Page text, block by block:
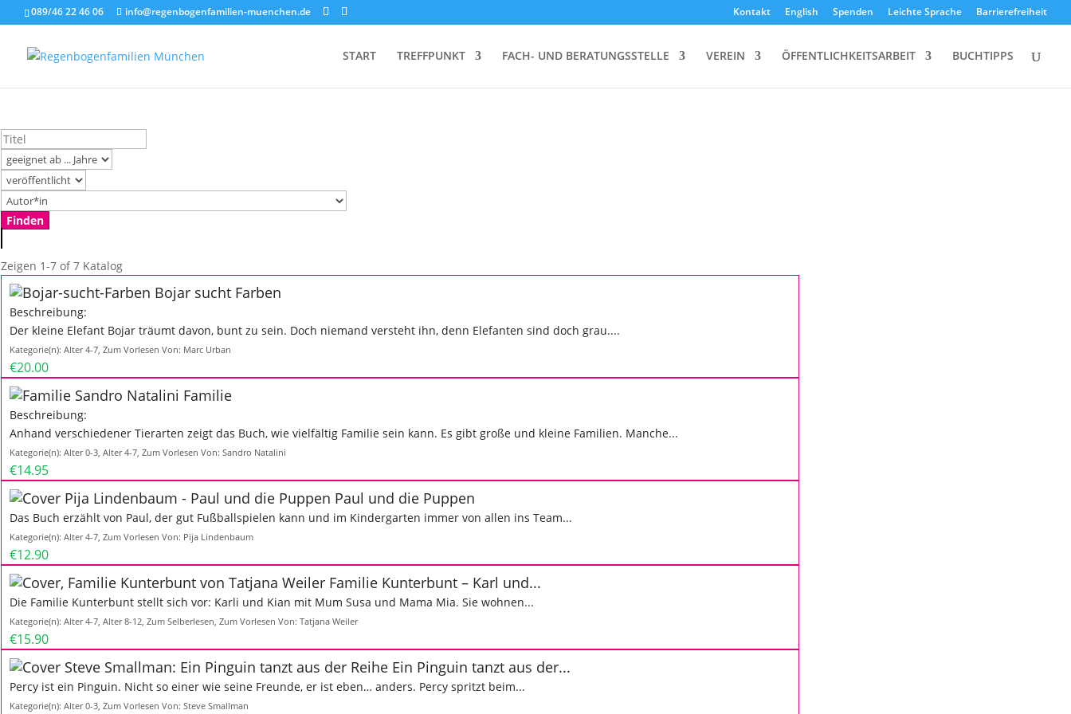
089/46 22 46 06 info@regenbogenfamilien-muenchen.de Kontakt English Spenden Leichte Sprache Barrierefreiheit
START TREFFPUNKT FACH- UND BERATUNGSSTELLE VEREIN ÖFFENTLICHKEITSARBEIT BUCHTIPPS
Zeigen 1-7 of 7 Katalog
Bojar sucht Farben
Beschreibung:
Der kleine Elefant Bojar träumt davon, bunt zu sein. Doch niemand versteht ihn, denn Elefanten sind doch grau....
Kategorie(n): Alter 4-7, Zum Vorlesen Von: Marc Urban
€20.00
Familie
Beschreibung:
Anhand verschiedener Tierarten zeigt das Buch, wie vielfältig Familie sein kann. Es gibt große und kleine Familien. Manche...
Kategorie(n): Alter 0-3, Alter 4-7, Zum Vorlesen Von: Sandro Natalini
€14.95
Paul und die Puppen
Das Buch erzählt von Paul, der gut Fußballspielen kann und im Kindergarten immer von allen ins Team...
Kategorie(n): Alter 4-7, Zum Vorlesen Von: Pija Lindenbaum
€12.90
Familie Kunterbunt – Karl und...
Die Familie Kunterbunt stellt sich vor: Karli und Kian mit Mum Susa und Mama Mia. Sie wohnen...
Kategorie(n): Alter 4-7, Alter 8-12, Zum Selberlesen, Zum Vorlesen Von: Tatjana Weiler
€15.90
Ein Pinguin tanzt aus der...
Percy ist ein Pinguin. Nicht so einer wie seine Freunde, er ist eben… anders. Percy spritzt beim...
Kategorie(n): Alter 0-3, Zum Vorlesen Von: Steve Smallman